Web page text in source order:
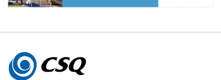
Autres
informations